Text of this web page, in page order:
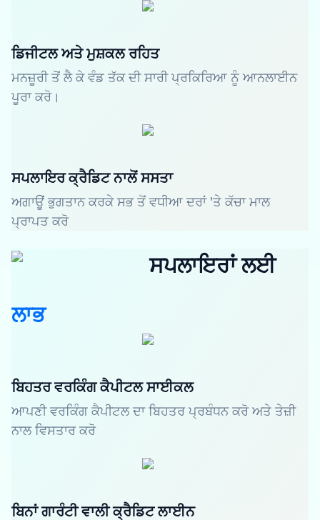
ਡਿਜੀਟਲ ਅਤੇ ਮੁਸ਼ਕਲ ਰਹਿਤ
ਮਨਜ਼ੂਰੀ ਤੋਂ ਲੈ ਕੇ ਵੰਡ ਤੱਕ ਦੀ ਸਾਰੀ ਪ੍ਰਕਿਰਿਆ ਨੂੰ ਆਨਲਾਈਨ
ਪੂਰਾ ਕਰੋ।
ਸਪਲਾਇਰ ਕ੍ਰੈਡਿਟ ਨਾਲੋਂ ਸਸਤਾ
ਅਗਾਊਂ ਭੁਗਤਾਨ ਕਰਕੇ ਸਭ ਤੋਂ ਵਧੀਆ ਦਰਾਂ 'ਤੇ ਕੱਚਾ ਮਾਲ
ਪ੍ਰਾਪਤ ਕਰੋ
ਸਪਲਾਇਰਾਂ ਲਈ
ਲਾਭ
ਬਿਹਤਰ ਵਰਕਿੰਗ ਕੈਪੀਟਲ ਸਾਈਕਲ
ਆਪਣੀ ਵਰਕਿੰਗ ਕੈਪੀਟਲ ਦਾ ਬਿਹਤਰ ਪ੍ਰਬੰਧਨ ਕਰੋ ਅਤੇ ਤੇਜ਼ੀ
ਨਾਲ ਵਿਸਤਾਰ ਕਰੋ
ਬਿਨਾਂ ਗਾਰੰਟੀ ਵਾਲੀ ਕ੍ਰੈਡਿਟ ਲਾਈਨ